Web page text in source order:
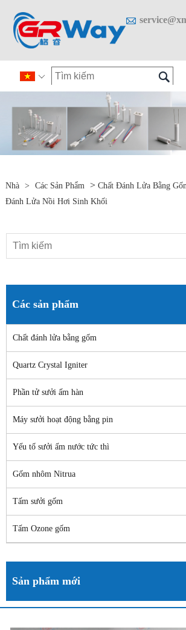

 
Nhà > Các Sản Phẩm > Chất Đánh Lửa Bằng
Đánh Lửa Nồi Hơi Sinh Khối
Các sản phẩm
Chất đánh lửa bằng gốm
Quartz Crystal Igniter
Phần tử sưởi ấm hàn
Máy sưởi hoạt động bằng pin
Yếu tố sưởi ấm nước tức thì
Gốm nhôm Nitrua
Tấm sưởi gốm
Tấm Ozone gốm
Sản phẩm mới